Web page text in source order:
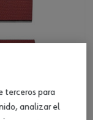
terceros para
analizar el